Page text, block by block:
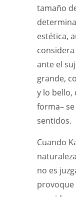
tamaño
estética,
ante el
grande,
y lo bello,
forma–
sentidos.
Cuando
no es